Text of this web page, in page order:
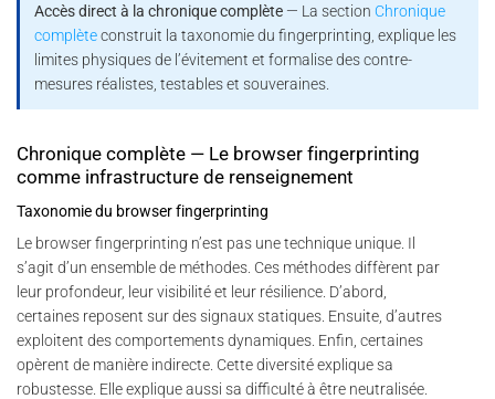
Accès direct à la chronique complète— La section Chronique
complèteconstruit la taxonomie du fingerprinting, explique les
limites physiques de l’évitement et formalise des contre-
mesures réalistes, testables et souveraines.
Chronique complète — Le browser fingerprinting
comme infrastructure de renseignement
Taxonomie du browser fingerprinting
Le browser fingerprinting n’est pas une technique unique. Il
s’agit d’un ensemble de méthodes. Ces méthodes diffèrent par
leur profondeur, leur visibilité et leur résilience. D’abord,
certaines reposent sur des signaux statiques. Ensuite, d’autres
exploitent des comportements dynamiques. Enfin, certaines
opèrent de manière indirecte. Cette diversité explique sa
robustesse. Elle explique aussi sa difficulté à être neutralisée.